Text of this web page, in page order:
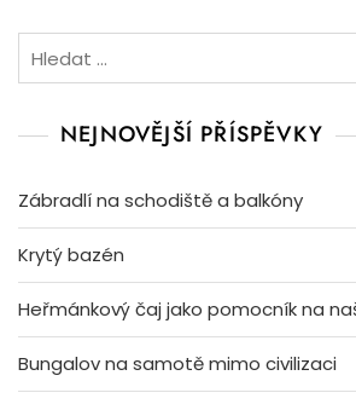
NEJNOVĚJŠÍ PŘÍSPĚVKY
Zábradlí na schodiště a balkóny
Krytý bazén
Heřmánkový čaj jako pomocník na
Bungalov na samotě mimo civilizaci